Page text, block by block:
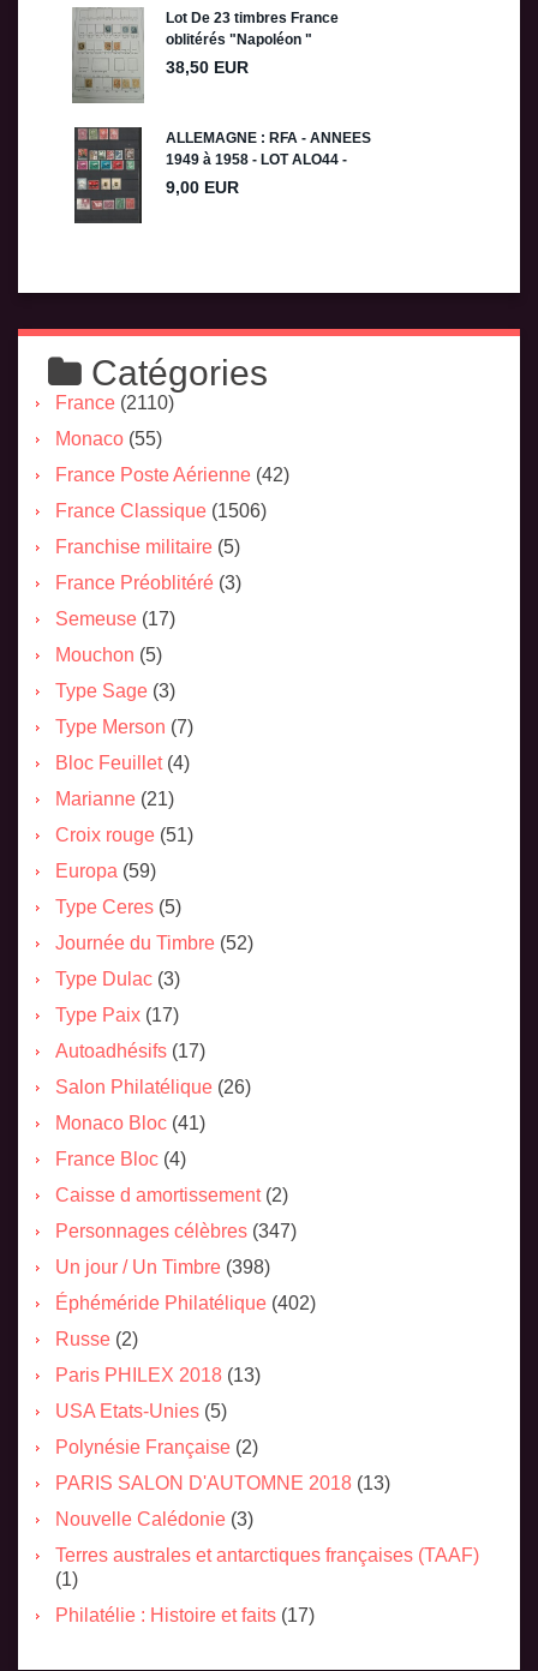
Catégories
France (2110)
Monaco (55)
France Poste Aérienne (42)
France Classique (1506)
Franchise militaire (5)
France Préoblitéré (3)
Semeuse (17)
Mouchon (5)
Type Sage (3)
Type Merson (7)
Bloc Feuillet(4)
Marianne (21)
Croix rouge (51)
Europa (59)
Type Ceres (5)
Journée du Timbre (52)
Type Dulac (3)
Type Paix (17)
Autoadhésifs (17)
Salon Philatélique (26)
Monaco Bloc (41)
France Bloc (4)
Caisse d amortissement(2)
Personnages célèbres (347)
Un jour / Un Timbre (398)
Éphéméride Philatélique (402)
Russe (2)
Paris PHILEX 2018 (13)
USA Etats-Unies (5)
Polynésie Française (2)
PARIS SALON D'AUTOMNE 2018 (13)
Nouvelle Calédonie (3)
Terres australes et antarctiques françaises (TAAF)
(1)
Philatélie : Histoire et faits (17)